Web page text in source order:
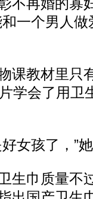
不再婚的寡
一个男人做
教材里只
学会了用卫
女孩了，”
巾质量不